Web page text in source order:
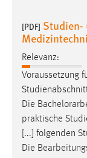
Aufbau des
[PDF] Studien-
Relevanz:
Voraussetzung
Die